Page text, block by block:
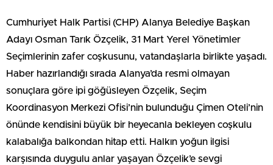
Cumhuriyet Halk Partisi (CHP) Alanya Belediye Başkan
Adayı Osman Tarık Özçelik, 31 Mart Yerel Yönetimler
Seçimlerinin zafer coşkusunu, vatandaşlarla birlikte yaşadı.
Haber hazırlandığı sırada Alanya’da resmi olmayan
sonuçlara göre ipi göğüsleyen Özçelik, Seçim
Koordinasyon Merkezi Ofisi’nin bulunduğu Çimen Oteli’nin
önünde kendisini büyük bir heyecanla bekleyen coşkulu
kalabalığa balkondan hitap etti. Halkın yoğun ilgisi
karşısında duygulu anlar yaşayan Özçelik’e sevgi